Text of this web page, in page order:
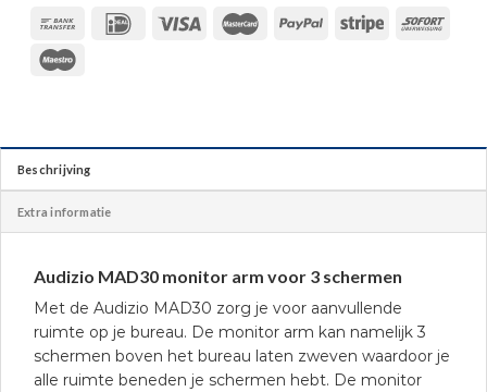
Beschrijving
Extra informatie
Audizio MAD30 monitor arm voor 3 schermen
Met de Audizio MAD30 zorg je voor aanvullende
ruimte op je bureau. De monitor arm kan namelijk 3
schermen boven het bureau laten zweven waardoor je
alle ruimte beneden je schermen hebt. De monitor